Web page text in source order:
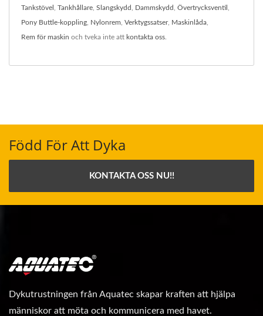
Tankstövel Tankhållare Slangskydd Dammskydd Övertrycksventil
Pony Buttle-koppling Nylonrem Verktygssatser, Maskinlåda
Rem för maskin och tveka inte att kontakta oss
Född För Att Dyka
KONTAKTA OSS NU!!
Dykutrustningen från Aquatec skapar kraften att hjälpa
människor att möta och kommunicera med havet.